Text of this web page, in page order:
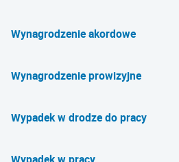
Wynagrodzenie akordowe
Wynagrodzenie prowizyjne
Wypadek w drodze do pracy